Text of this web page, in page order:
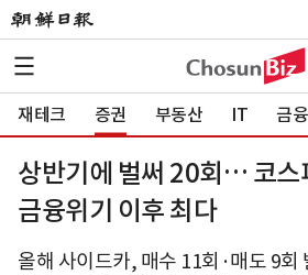
재테크 증권 부동산 IT 금융
상반기에 벌써 20회… 코스
금융위기 이후 최다
올해 사이드카, 매수 11회·매도 9회